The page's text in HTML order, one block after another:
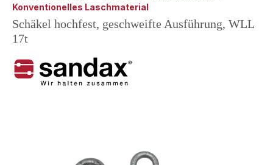
Konventionelles Laschmaterial
Schäkel hochfest, geschweifte Ausführung, WLL
17t